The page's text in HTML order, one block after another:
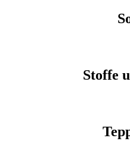
Stoffe